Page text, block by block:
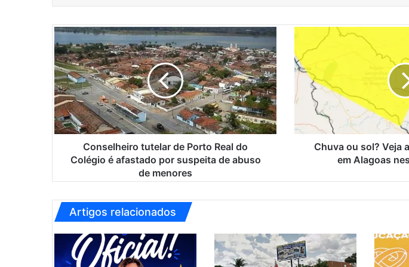
C
o
n
s
e
l
h
e
i
u
e
l
a
d
Conselheiro tutelar de Porto Real do
Colégio é afastado por suspeita de abuso
de menores
u
v
o
o
e
p
r
e
Chuva ou sol? Veja
em Alagoas
Artigos relacionados